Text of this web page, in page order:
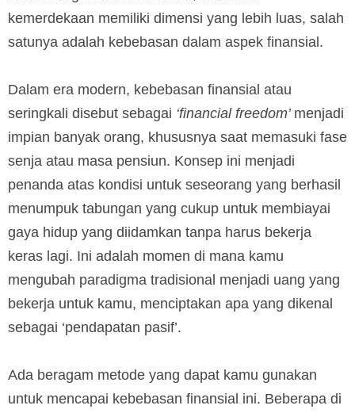
kemerdekaan memiliki dimensi yang lebih luas, salah
satunya adalah kebebasan dalam aspek finansial.
Dalam era modern, kebebasan finansial atau
seringkali disebut sebagai ‘financial freedom’ menjadi
impian banyak orang, khususnya saat memasuki fase
senja atau masa pensiun. Konsep ini menjadi
penanda atas kondisi untuk seseorang yang berhasil
menumpuk tabungan yang cukup untuk membiayai
gaya hidup yang diidamkan tanpa harus bekerja
keras lagi. Ini adalah momen di mana kamu
mengubah paradigma tradisional menjadi uang yang
bekerja untuk kamu, menciptakan apa yang dikenal
sebagai ‘pendapatan pasif’.
Ada beragam metode yang dapat kamu gunakan
untuk mencapai kebebasan finansial ini. Beberapa di